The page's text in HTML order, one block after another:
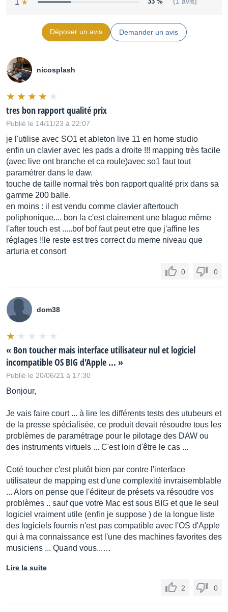
1
Déposer un avis Demander un avis
nicosplash
tres bon rapport qualité prix
Publié le 14/11/23 à 22:07
je l'utilise avec SO1 et ableton live 11 en home studio
enfin un clavier avec les pads a droite !!! mapping très facile
(avec live ont branche et ca roule)avec so1 faut tout
paramétrer dans le daw.
touche de taille normal très bon rapport qualité prix dans sa
gamme 200 balle.
en moins : il est vendu comme clavier aftertouch
poliphonique.... bon la c'est clairement une blague même
l'after touch est .....bof bof faut peut etre que j'affine les
réglages !!le reste est tres correct du meme niveau que
arturia et consort
0 0
dom38
« Bon toucher mais interface utilisateur nul et logiciel
incompatible OS BIG d'Apple ... »
Publié le 20/06/21 à 17:30
Bonjour,
Je vais faire court ... à lire les différents tests des utubeurs et
de la presse spécialisée, ce produit devait résoudre tous les
problèmes de paramétrage pour le pilotage des DAW ou
des instruments virtuels ... C'est loin d'être le cas ...
Coté toucher c'est plutôt bien par contre l'interface
utilisateur de mapping est d'une complexité invraisemblable
... Alors on pense que l'éditeur de présets va résoudre vos
problèmes .. sauf que votre Mac est sous BIG et que le seul
logiciel vraiment utile (enfin je suppose ) de la longue liste
des logiciels fournis n'est pas compatible avec l'OS d'Apple
qui à ma connaissance est l'une des machines favorites des
musiciens ... Quand vous...…
Lire la suite
2 0